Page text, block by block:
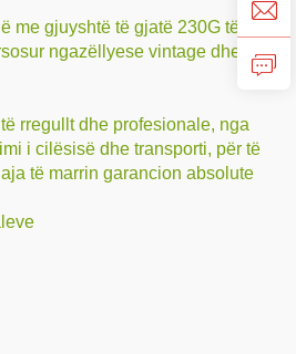
me gjuyshtë të gjatë 230G të
ngazëllyese vintage dhe
rregullt dhe profesionale, nga
i cilësisë dhe transporti, për të
të marrin garancion absolute